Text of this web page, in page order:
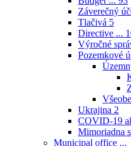
Záverečný
Tlačivá 5
Directive ...
Výročné
Pozemkové
Ukrajina 2
COVID-19
Mimoriadna
Municipal office ...